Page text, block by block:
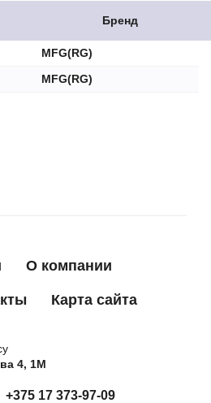
Бренд
MFG(RG)
MFG(RG)
О компании
Карта сайта
4, 1М
+375 17 373-97-09